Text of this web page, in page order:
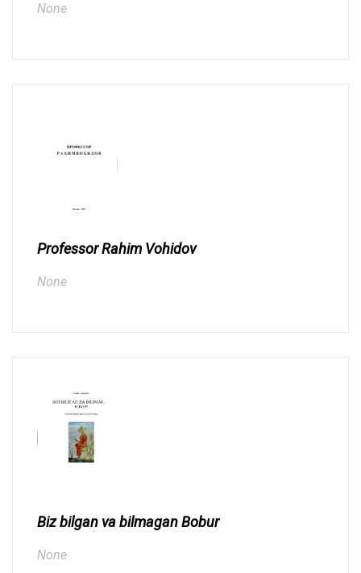
None
Professor Rahim Vohidov
None
Biz bilgan va bilmagan Bobur
None